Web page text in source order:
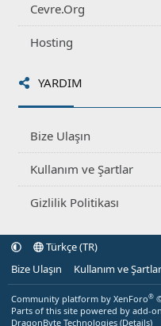
Cevre.Org
Hosting
YARDIM
Bize Ulaşın
Kullanım ve Şartlar
Gizlilik Politikası
Türkçe (TR)
Bize Ulaşın
Kullanım ve Şartlar
Community platform by XenForo®
Parts of this site powered by add-
DragonByte Technologies (Details)